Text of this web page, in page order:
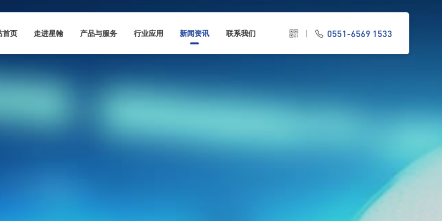
首页 走进星翰 产品与服务 行业应用 新闻资讯 联系我们 0551-6569 1533